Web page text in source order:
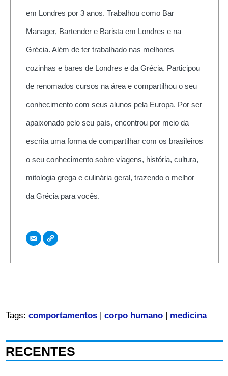
em Londres por 3 anos. Trabalhou como Bar
Manager, Bartender e Barista em Londres e na
Grécia. Além de ter trabalhado nas melhores
cozinhas e bares de Londres e da Grécia. Participou
de renomados cursos na área e compartilhou o seu
conhecimento com seus alunos pela Europa. Por ser
apaixonado pelo seu país, encontrou por meio da
escrita uma forma de compartilhar com os brasileiros
o seu conhecimento sobre viagens, história, cultura,
mitologia grega e culinária geral, trazendo o melhor
da Grécia para vocês.
Tags: comportamentos| corpo humano| medicina
RECENTES